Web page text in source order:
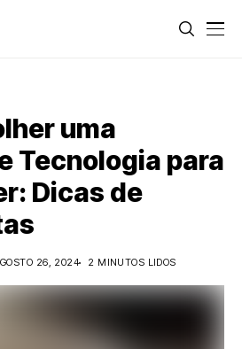
uma
Tecnologia para
Dicas de
26, 2024
2 MINUTOS LIDOS